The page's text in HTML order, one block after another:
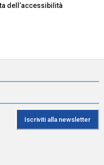
dell’accessibilità